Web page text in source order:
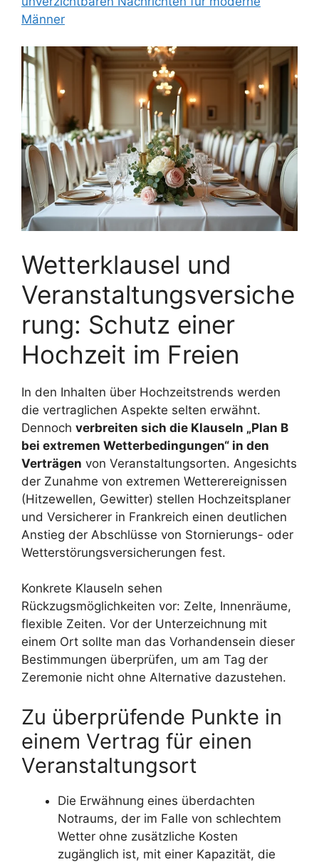
Männer
Wetterklausel und
Veranstaltungsversiche
rung: Schutz einer
Hochzeit im Freien
In den Inhalten über Hochzeitstrends werden
die vertraglichen Aspekte selten erwähnt.
Dennoch verbreiten sich die Klauseln „Plan B
bei extremen Wetterbedingungen“ in den
Verträgen von Veranstaltungsorten. Angesichts
der Zunahme von extremen Wetterereignissen
(Hitzewellen, Gewitter) stellen Hochzeitsplaner
und Versicherer in Frankreich einen deutlichen
Anstieg der Abschlüsse von Stornierungs- oder
Wetterstörungsversicherungen fest.
Konkrete Klauseln sehen
Rückzugsmöglichkeiten vor: Zelte, Innenräume,
flexible Zeiten. Vor der Unterzeichnung mit
einem Ort sollte man das Vorhandensein dieser
Bestimmungen überprüfen, um am Tag der
Zeremonie nicht ohne Alternative dazustehen.
Zu überprüfende Punkte in
einem Vertrag für einen
Veranstaltungsort
Die Erwähnung eines überdachten
Notraums, der im Falle von schlechtem
Wetter ohne zusätzliche Kosten
zugänglich ist, mit einer Kapazität, die